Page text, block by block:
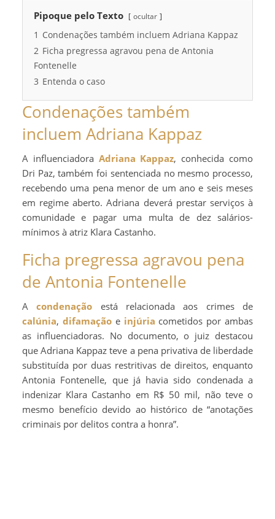
Pipoque pelo Texto ocultar
1 Condenações também incluem Adriana Kappaz
2 Ficha pregressa agravou pena de Antonia
Fontenelle
3 Entenda o caso
Condenações também
incluem Adriana Kappaz
A influenciadora Adriana Kappaz, conhecida como
Dri Paz, também foi sentenciada no mesmo processo,
recebendo uma pena menor de um ano e seis meses
em regime aberto. Adriana deverá prestar serviços à
comunidade e pagar uma multa de dez salários-
mínimos à atriz Klara Castanho.
Ficha pregressa agravou pena
de Antonia Fontenelle
Acondenação está relacionada aos crimes de
calúnia, difamaçãoe injúria cometidos por ambas
as influenciadoras. No documento, o juiz destacou
que Adriana Kappaz teve a pena privativa de liberdade
substituída por duas restritivas de direitos, enquanto
Antonia Fontenelle, que já havia sido condenada a
indenizar Klara Castanho em R$ 50 mil, não teve o
mesmo benefício devido ao histórico de “anotações
criminais por delitos contra a honra”.